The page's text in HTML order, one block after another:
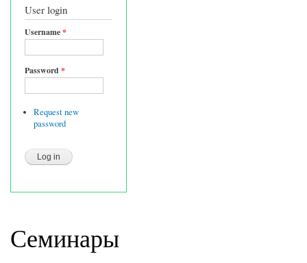
User login
Username*
Password*
Request new
password
Семинары